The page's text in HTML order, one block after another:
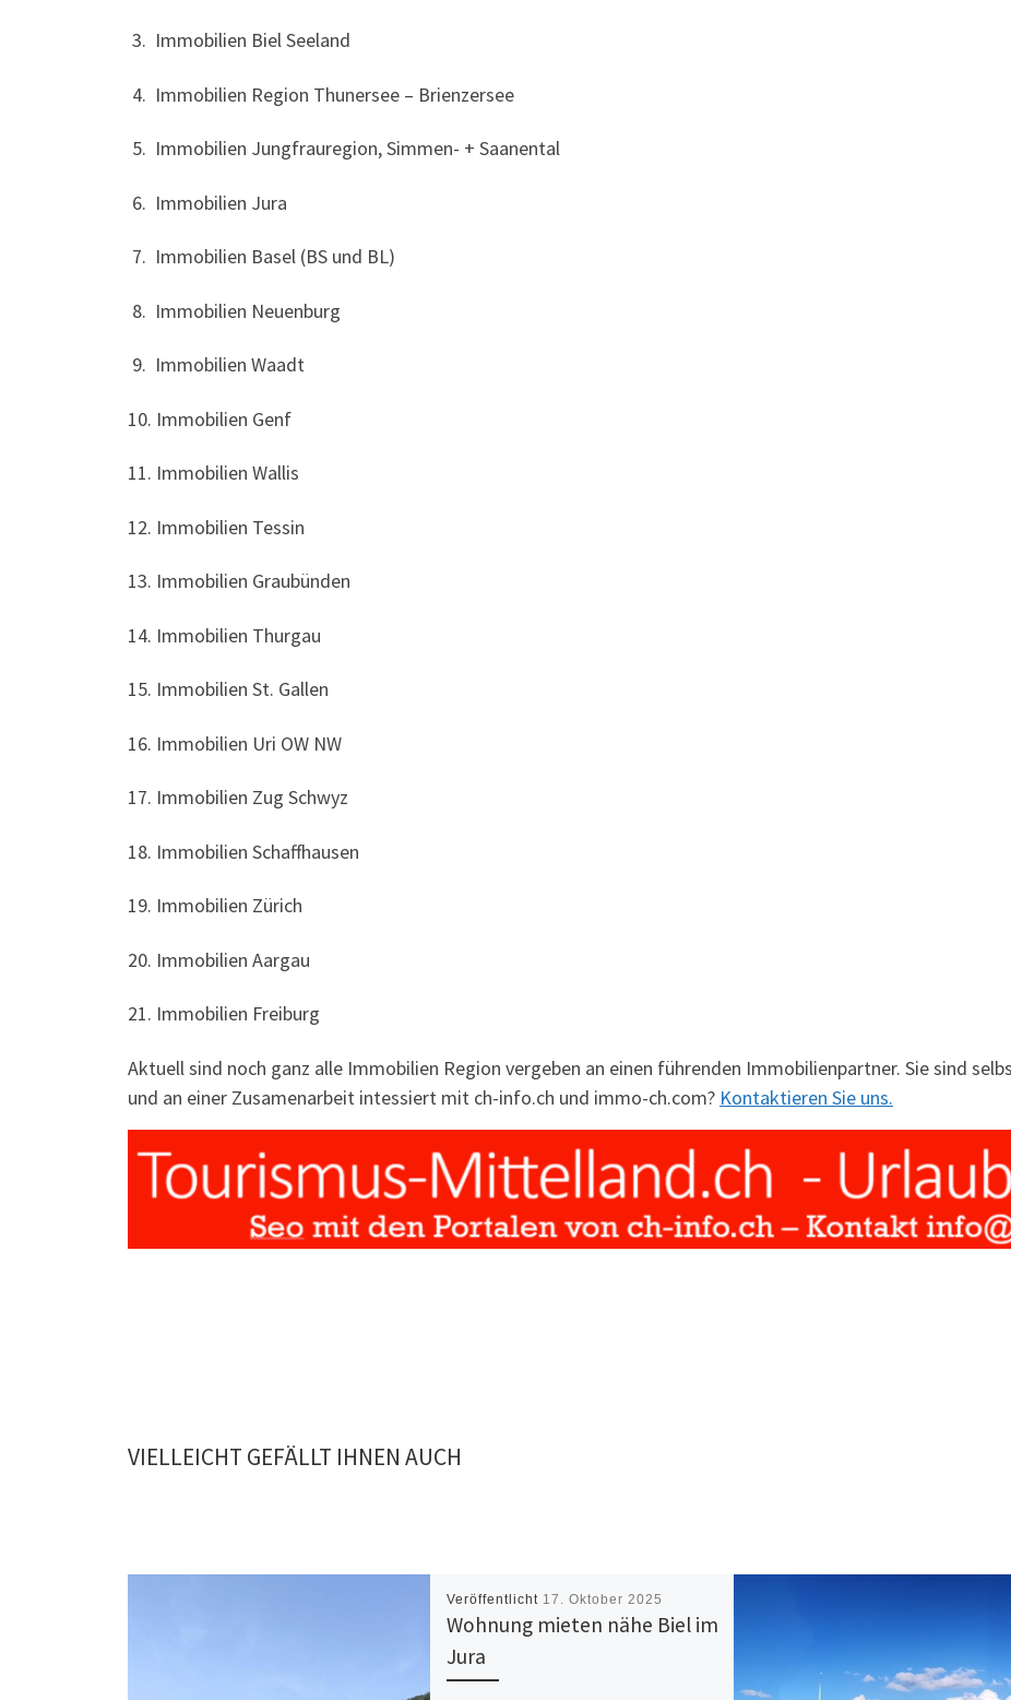
3. Immobilien Biel Seeland
4. Immobilien Region Thunersee – Brienzersee
5. Immobilien Jungfrauregion, Simmen- + Saanental
6. Immobilien Jura
7. Immobilien Basel (BS und BL)
8. Immobilien Neuenburg
9. Immobilien Waadt
10. Immobilien Genf
11. Immobilien Wallis
12. Immobilien Tessin
13. Immobilien Graubünden
14. Immobilien Thurgau
15. Immobilien St. Gallen
16. Immobilien Uri OW NW
17. Immobilien Zug Schwyz
18. Immobilien Schaffhausen
19. Immobilien Zürich
20. Immobilien Aargau
21. Immobilien Freiburg
Aktuell sind noch ganz alle Immobilien Region vergeben an einen führenden Immobilienpartner. Sie sind
und an einer Zusamenarbeit intessiert mit ch-info.ch und immo-ch.com? Kontaktieren Sie uns.
VIELLEICHT GEFÄLLT IHNEN AUCH
Veröffentlicht 17. Oktober 2025
Wohnung mieten nähe Biel im
Jura